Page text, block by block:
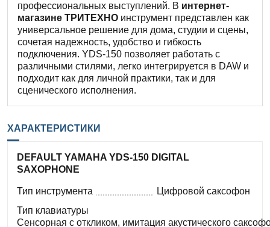
профессиональных выступлений. В интернет-
магазине ТРИТЕХНО инструмент представлен как
универсальное решение для дома, студии и сцены,
сочетая надежность, удобство и гибкость
подключения. YDS-150 позволяет работать с
различными стилями, легко интегрируется в DAW и
подходит как для личной практики, так и для
сценического исполнения.
ХАРАКТЕРИСТИКИ
DEFAULT YAMAHA YDS-150 DIGITAL
SAXOPHONE
Тип инструмента
Цифровой саксофон
Тип клавиатуры
Сенсорная с откликом, имитация акустического